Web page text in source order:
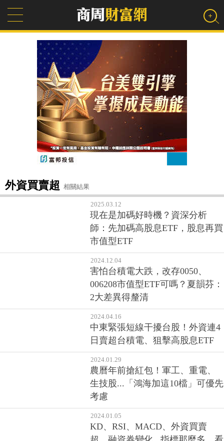
外資買賣超 相關結果
2025.03.12
現在是加碼好時機？資深分析
師：先加碼高股息ETF，股息再買
市值型ETF
2024.12.04
害怕台積電大跌，改存0050、
006208市值型ETF可嗎？夏韻芬：
2大差異得釐清
2024.04.16
中東緊張短線干擾台股！外資連4
日賣超台積電、狙擊高股息ETF
2024.01.29
農曆年前搶紅包！軍工、重電、
生技股...「鴻海加這10檔」可優先
考慮
2024.01.05
KD、RSI、MACD、外資買賣